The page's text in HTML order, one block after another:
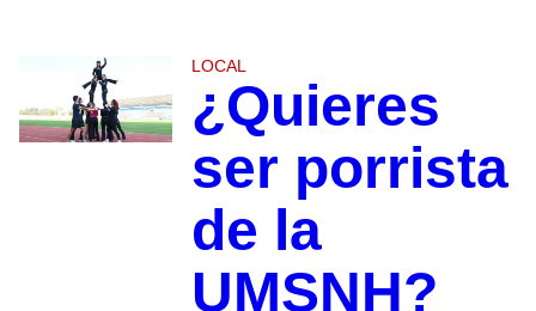
LOCAL
¿Quieres
ser porrista
de la
UMSNH?